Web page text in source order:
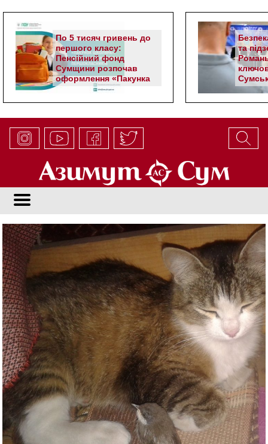
По 5 тисяч гривень до
першого класу:
Пенсійний фонд
Сумщини розпочав
оформлення «Пакунка
школяра»
та